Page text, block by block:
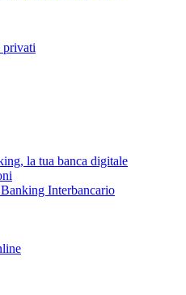
privati
la tua banca digitale
Interbancario